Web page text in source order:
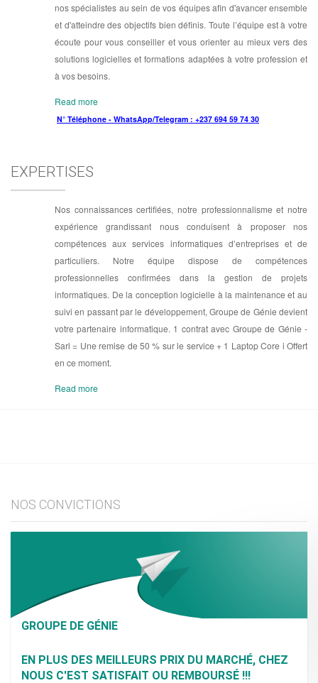
nos spécialistes au sein de vos équipes afin d'avancer ensemble
et d'atteindre des objectifs bien définis. Toute l’équipe est à votre
écoute pour vous conseiller et vous orienter au mieux vers des
solutions logicielles et formations adaptées à votre profession et
à vos besoins.
Read more
N° Téléphone - WhatsApp/Telegram : +237 694 59 74 30
EXPERTISES
Nos connaissances certifiées, notre professionnalisme et notre
expérience grandissant nous conduisent à proposer nos
compétences aux services informatiques d’entreprises et de
particuliers. Notre équipe dispose de compétences
professionnelles confirmées dans la gestion de projets
informatiques. De la conception logicielle à la maintenance et au
suivi en passant par le développement, Groupe de Génie devient
votre partenaire informatique. 1 contrat avec Groupe de Génie -
Sarl = Une remise de 50 % sur le service + 1 Laptop Core i Offert
en ce moment.
Read more
NOS CONVICTIONS
GROUPE DE GÉNIE
EN PLUS DES MEILLEURS PRIX DU MARCHÉ, CHEZ
NOUS C'EST SATISFAIT OU REMBOURSÉ !!!